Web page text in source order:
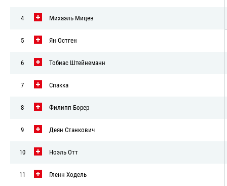
4 Михаэль Мицев
5 Ян Остген
6 Тобиас Штейнеманн
7 Спакка
8 Филипп Борер
9 Деян Станкович
10 Ноэль Отт
11 Гленн Ходель